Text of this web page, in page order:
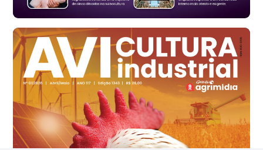
cx
Ovo Branco - Regional
Santa Maria do Jetibá (ES)
R$ 139,62
cx
Ovo Branco - Regional
Recife (PE)
R$ 144,92
cx